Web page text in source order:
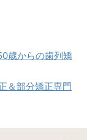
歳からの歯列矯
＆部分矯正専門